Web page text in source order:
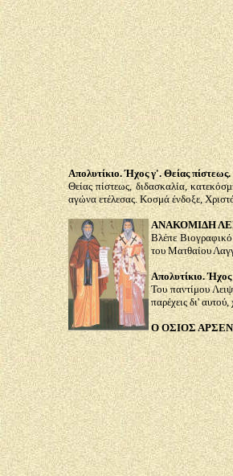
Απολυτίκιο. Ήχος γ'. Θείας πίστεως.
Θείας πίστεως, διδασκαλία,
αγώνα ετέλεσας. Κοσμά ένδοξε,
ΑΝΑΚΟΜΙΔΗ
Βλέπε
του Ματθαίου
Απολυτίκιο.
Του παντίμου
παρέχεις δι'
Ο ΟΣΙΟΣ